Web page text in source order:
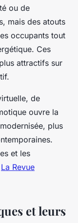
ou de
mais des atouts
occupants tout
Ces
attractifs sur
de
ouvre la
plus
et les
La Revue
et leurs